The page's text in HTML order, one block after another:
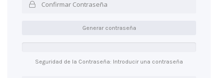
Generar contraseña
Seguridad de la Contraseña: Introducir una contraseña